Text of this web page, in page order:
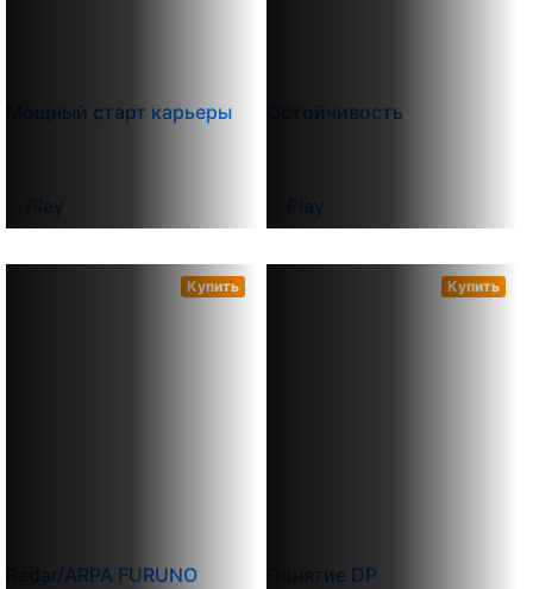
Мощный старт карьеры
Play
Остойчивость
Play
Купить
Radar/ARPA FURUNO
Купить
Понятие DP